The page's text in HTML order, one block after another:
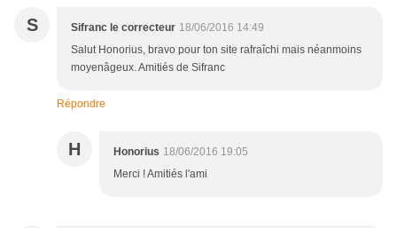
S Sifranc le correcteur 18/06/2016 14:49
Salut Honorius, bravo pour ton site rafraîchi mais néanmoins
moyenâgeux. Amitiés de Sifranc
Répondre
H Honorius 18/06/2016 19:05
Merci ! Amitiés l'ami